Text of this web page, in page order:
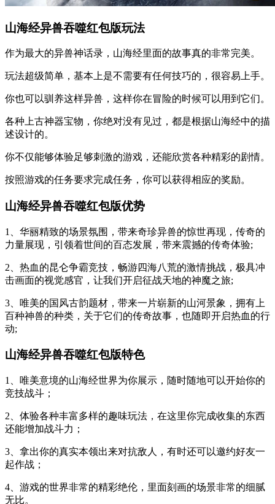
山海经异兽吞噬红包版玩法
作为最大的异兽神话录，山海经里面的故事真的非常完美。
玩法超级简单，基本上是不需要有任何技巧的，很容易上手。
你也可以驯养这样异兽，这样你在冒险的时候可以用到它们。
各种上古神器宝物，你绝对没有见过，都是根据山海经中的描
述设计的。
你不仅能够体验足够刺激的游戏，还能欣赏各种精彩的剧情。
按照游戏的任务要求完成任务，你可以获得相应的奖励。
山海经异兽吞噬红包版优势
1、华丽精致的场景氛围，带来奇珍异兽的惊世再现，传奇的
力量展现，引领着世间的百态发展，带来震撼的传奇体验;
2、热血的昆仑争霸竞技，畅游四海八荒的激情挑战，极具冲
击画面的视觉感官，让我们开启征战天地的神魔之旅;
3、唯美的国风古韵题材，带来一片崭新的山河景象，拥有上
百种神兽的种类，关于它们的传奇故事，也随即开启热血的行
动;
山海经异兽吞噬红包版特色
1、唯美意境的山海经世界为你展示，随时随地可以开始你的
竞技战斗；
2、体验各种丰富多样的趣味玩法，在这里你完成收集的东西
还能增加战斗力；
3、拿出你的真实本领出来对抗敌人，有时还可以邀约好友一
起作战；
4、游戏的世界非常的精彩绝伦，里面刻画的场景非常的细腻
无比。